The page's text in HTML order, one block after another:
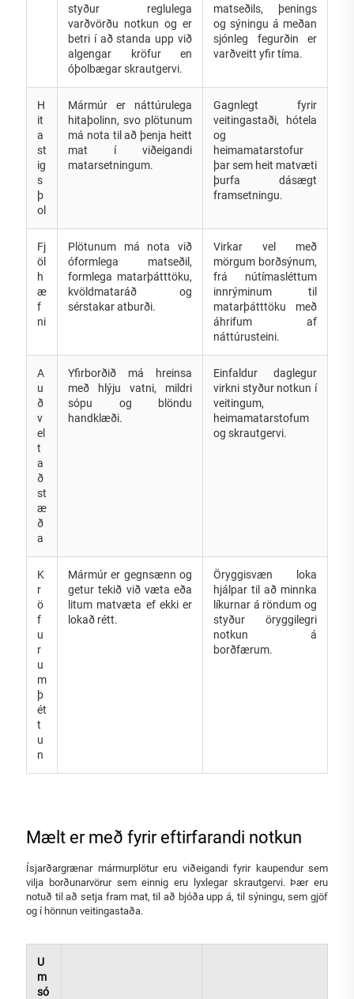
styður reglulega
varðvörðu notkun og er
betri í að standa upp við
algengar kröfur en
óþolbægar skrautgervi.
matseðils, þenings
og sýningu á meðan
sjónleg fegurðin er
varðveitt yfir tíma.
H
it
a
st
ig
s
þ
ol
Mármúr er náttúrulega
hitaþolinn, svo plötunum
má nota til að þenja heitt
mat í viðeigandi
matarsetningum.
Gagnlegt fyrir
veitingastaði, hótela
og
heimamatarstofur
þar sem heit matvæti
þurfa dásægt
framsetningu.
Fj
öl
h
æ
f
ni
Plötunum má nota við
óformlega matseðil,
formlega matarþátttöku,
kvöldmataráð og
sérstakar atburði.
Virkar vel með
mörgum borðsýnum,
frá nútímasléttum
innrýminum til
matarþátttöku með
áhrifum af
náttúrusteini.
A
u
ð
v
el
t
a
ð
st
æ
ð
a
Yfirborðið má hreinsa
með hlýju vatni, mildri
sópu og blöndu
handklæði.
Einfaldur daglegur
virkni styður notkun í
veitingum,
heimamatarstofum
og skrautgervi.
K
r
ö
f
u
r
u
m
þ
ét
t
u
n
Mármúr er gegnsænn og
getur tekið við væta eða
litum matvæta ef ekki er
lokað rétt.
Öryggisvæn loka
hjálpar til að minnka
líkurnar á röndum og
styður öryggilegri
notkun á
borðfærum.
Mælt er með fyrir eftirfarandi notkun
Ísjarðargrænar mármurplötur eru viðeigandi fyrir kaupendur sem
vilja borðunarvörur sem einnig eru lyxlegar skrautgervi. Þær eru
notuð til að setja fram mat, til að bjóða upp á, til sýningu, sem gjöf
og í hönnun veitingastaða.
U
m
só